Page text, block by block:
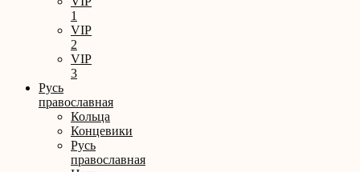
1
VIP
2
VIP
3
Русь
православная
Кольца
Концевики
Русь
православная